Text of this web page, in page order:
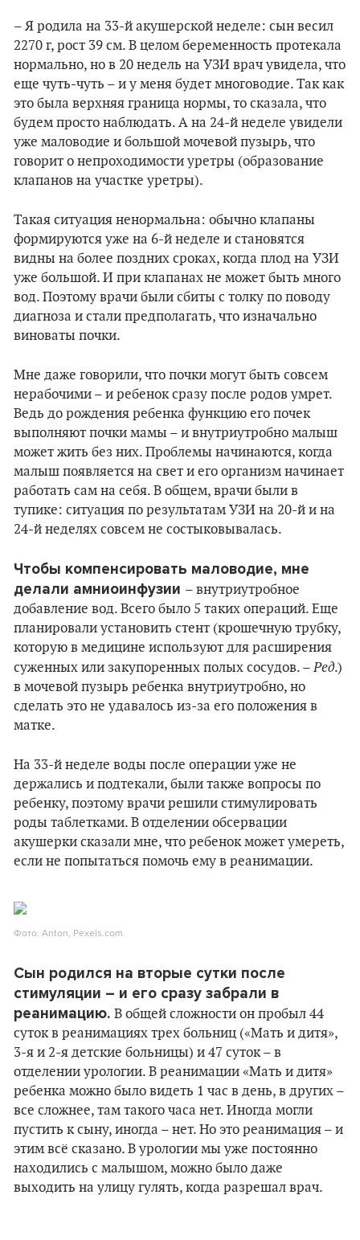
– Я родила на 33-й акушерской неделе: сын весил
2270 г, рост 39 см. В целом беременность протекала
нормально, но в 20 недель на УЗИ врач увидела, что
еще чуть-чуть – и у меня будет многоводие. Так как
это была верхняя граница нормы, то сказала, что
будем просто наблюдать. А на 24-й неделе увидели
уже маловодие и большой мочевой пузырь, что
говорит о непроходимости уретры (образование
клапанов на участке уретры).
Такая ситуация ненормальна: обычно клапаны
формируются уже на 6-й неделе и становятся
видны на более поздних сроках, когда плод на УЗИ
уже большой. И при клапанах не может быть много
вод. Поэтому врачи были сбиты с толку по поводу
диагноза и стали предполагать, что изначально
виноваты почки.
Мне даже говорили, что почки могут быть совсем
нерабочими – и ребенок сразу после родов умрет.
Ведь до рождения ребенка функцию его почек
выполняют почки мамы – и внутриутробно малыш
может жить без них. Проблемы начинаются, когда
малыш появляется на свет и его организм начинает
работать сам на себя. В общем, врачи были в
тупике: ситуация по результатам УЗИ на 20-й и на
24-й неделях совсем не состыковывалась.
Чтобы компенсировать маловодие, мне
делали амниоинфузии – внутриутробное
добавление вод. Всего было 5 таких операций. Еще
планировали установить стент (крошечную трубку,
которую в медицине используют для расширения
суженных или закупоренных полых сосудов. –Ред.)
в мочевой пузырь ребенка внутриутробно, но
сделать это не удавалось из-за его положения в
матке.
На 33-й неделе воды после операции уже не
держались и подтекали, были также вопросы по
ребенку, поэтому врачи решили стимулировать
роды таблетками. В отделении обсервации
акушерки сказали мне, что ребенок может умереть,
если не попытаться помочь ему в реанимации.
Фото: Anton, Pexels.com.
Сын родился на вторые сутки после
стимуляции – и его сразу забрали в
реанимацию. В общей сложности он пробыл 44
суток в реанимациях трех больниц («Мать и дитя»,
3-я и 2-я детские больницы) и 47 суток – в
отделении урологии. В реанимации «Мать и дитя»
ребенка можно было видеть 1 час в день, в других –
все сложнее, там такого часа нет. Иногда могли
пустить к сыну, иногда – нет. Но это реанимация – и
этим всё сказано. В урологии мы уже постоянно
находились с малышом, можно было даже
выходить на улицу гулять, когда разрешал врач.